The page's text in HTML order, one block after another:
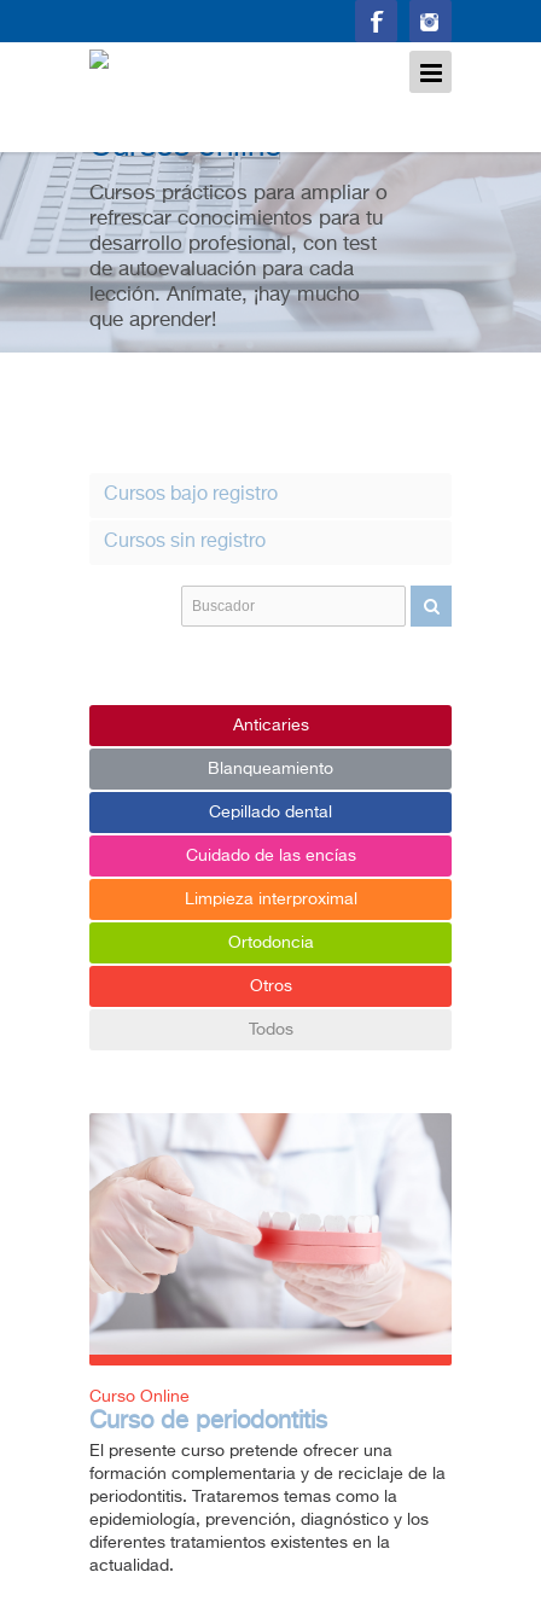
Cursos online
Cursos prácticos para ampliar o
refrescar conocimientos para tu
desarrollo profesional, con test
de autoevaluación para cada
lección. Anímate, ¡hay mucho
que aprender!
Cursos bajo registro
Cursos sin registro
Anticaries
Blanqueamiento
Cepillado dental
Cuidado de las encías
Limpieza interproximal
Ortodoncia
Otros
Todos
Curso Online
Curso de periodontitis
El presente curso pretende ofrecer una
formación complementaria y de reciclaje de la
periodontitis. Trataremos temas como la
epidemiología, prevención, diagnóstico y los
diferentes tratamientos existentes en la
actualidad.